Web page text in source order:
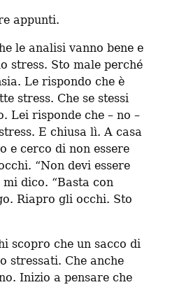
appunti.
le analisi vanno bene e
stress. Sto male perché
Le rispondo che è
stress. Che se stessi
Lei risponde che – no –
E chiusa lì. A casa
e cerco di non essere
“Non devi essere
dico. “Basta con
Riapro gli occhi. Sto
scopro che un sacco di
stressati. Che anche
Inizio a pensare che